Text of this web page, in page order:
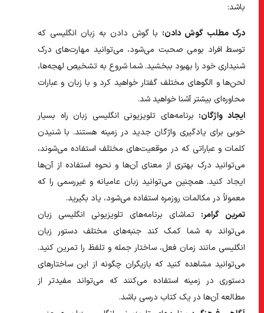
باشد:
درک مطلب گوش دادن:با گوش دادن به زبان انگلیسی که
توسط افراد بومی صحبت می‌شود، می‌توانید مهارت‌های درک
شنیداری خود را بهبود ببخشید. شما شروع به تشخیص لهجه‌ها،
لحن‌ها و الگوهای مختلف گفتار خواهید کرد و با زبان و عبارات
محاوره‌ای بیشتر آشنا خواهید شد.
ایجاد واژگان:برنامه‌های تلویزیونی انگلیسی زبان راه بسیار
خوبی برای یادگیری واژگان جدید در زمینه هستند. با شنیدن
کلمات و عباراتی که در موقعیت‌های مختلف استفاده می‌شوند،
می‌توانید درک بهتری از معنای آن‌ها و نحوه استفاده از آن‌ها
ایجاد کنید. همچنین می‌توانید زبان عامیانه و غیررسمی را که
معمولاً در مکالمات روزمره استفاده می‌شود، یاد بگیرید.
تمرین گرامر:تماشای برنامه‌های تلویزیونی انگلیسی زبان
می‌تواند به شما کمک کند جنبه‌های مختلف دستور زبان
انگلیسی مانند زمان فعل، ساختار جمله و تلفظ را تمرین کنید.
می‌توانید مشاهده کنید که بازیگران چگونه از این ساختارهای
دستوری در زمینه استفاده می‌کنند که می‌تواند مفیدتر از
مطالعه آن‌ها در یک کتاب درسی باشد.